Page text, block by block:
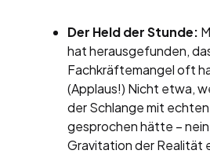
Der Held der Stunde:
hat herausgefunden,
Fachkräftemangel oft
(Applaus!) Nicht etwa,
der Schlange mit
gesprochen hätte –
Gravitation der Realität